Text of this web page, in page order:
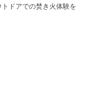
ドアでの焚き火体験を